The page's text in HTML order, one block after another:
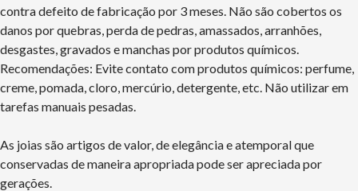
contra defeito de fabricação por 3 meses. Não são cobertos os
danos por quebras, perda de pedras, amassados, arranhões,
desgastes, gravados e manchas por produtos químicos.
Recomendações: Evite contato com produtos químicos: perfume,
creme, pomada, cloro, mercúrio, detergente, etc. Não utilizar em
tarefas manuais pesadas.
As joias são artigos de valor, de elegância e atemporal que
conservadas de maneira apropriada pode ser apreciada por
gerações.